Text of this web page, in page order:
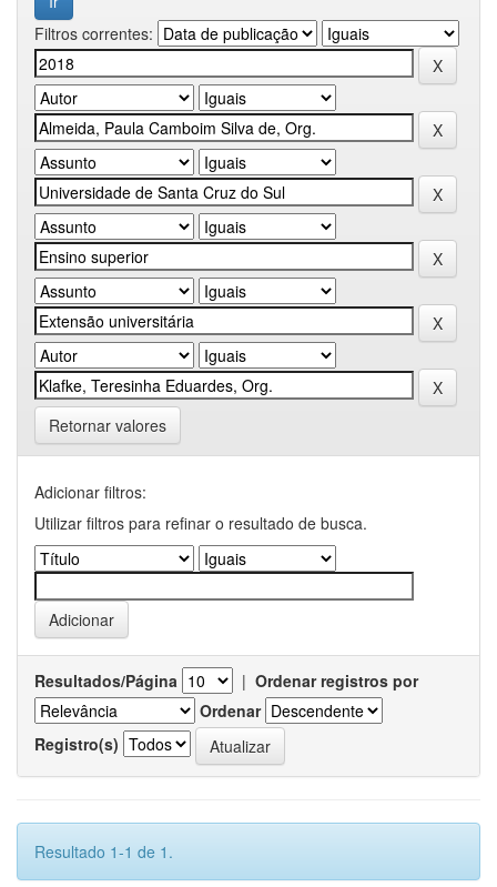
Filtros correntes:
Retornar valores
Adicionar filtros:
Utilizar filtros para refinar o resultado de busca.
Resultados/Página | Ordenar registros por
Ordenar
Registro(s)
Resultado 1-1 de 1.